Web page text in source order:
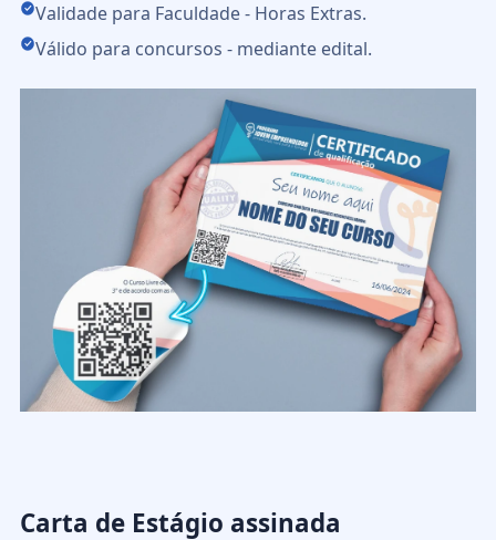
Validade para Faculdade - Horas Extras.
Válido para concursos - mediante edital.
Carta de Estágio assinada